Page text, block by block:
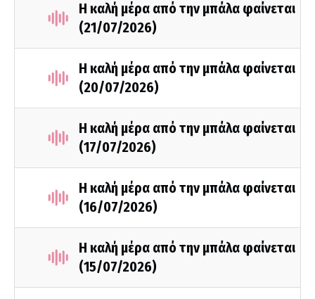
Η καλή μέρα από την μπάλα φαίνεται
(21/07/2026)
Η καλή μέρα από την μπάλα φαίνεται
(20/07/2026)
Η καλή μέρα από την μπάλα φαίνεται
(17/07/2026)
Η καλή μέρα από την μπάλα φαίνεται
(16/07/2026)
Η καλή μέρα από την μπάλα φαίνεται
(15/07/2026)